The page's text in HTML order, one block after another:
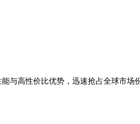
与高性价比优势，迅速抢占全球市